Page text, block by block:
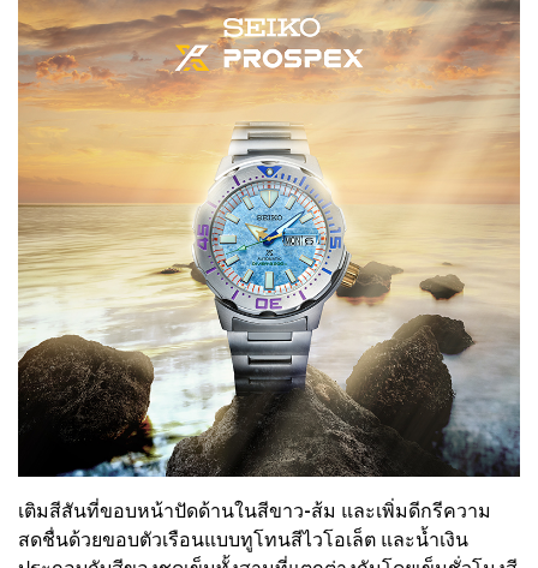
เติมสีสันที่ขอบหน้าปัดด้านในสีขาว-ส้ม และเพิ่มดีกรีความ
สดชื่นด้วยขอบตัวเรือนแบบทูโทนสีไวโอเล็ต และน้ำเงิน